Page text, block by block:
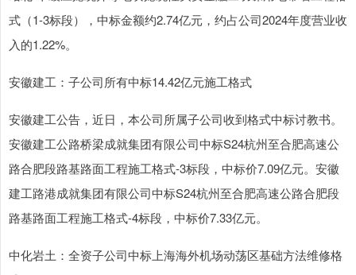
式（1-3标段），中标金额约2.74亿元，约占公司2024年度营业收
入的1.22%。
安徽建工：子公司所有中标14.42亿元施工格式
安徽建工公告，近日，本公司所属子公司收到格式中标讨教书。
安徽建工公路桥梁成就集团有限公司中标S24杭州至合肥高速公
路合肥段路基路面工程施工格式-3标段，中标价7.09亿元。安徽
建工路港成就集团有限公司中标S24杭州至合肥高速公路合肥段
路基路面工程施工格式-4标段，中标价7.33亿元。
中化岩土：全资子公司中标上海海外机场动荡区基础方法维修格